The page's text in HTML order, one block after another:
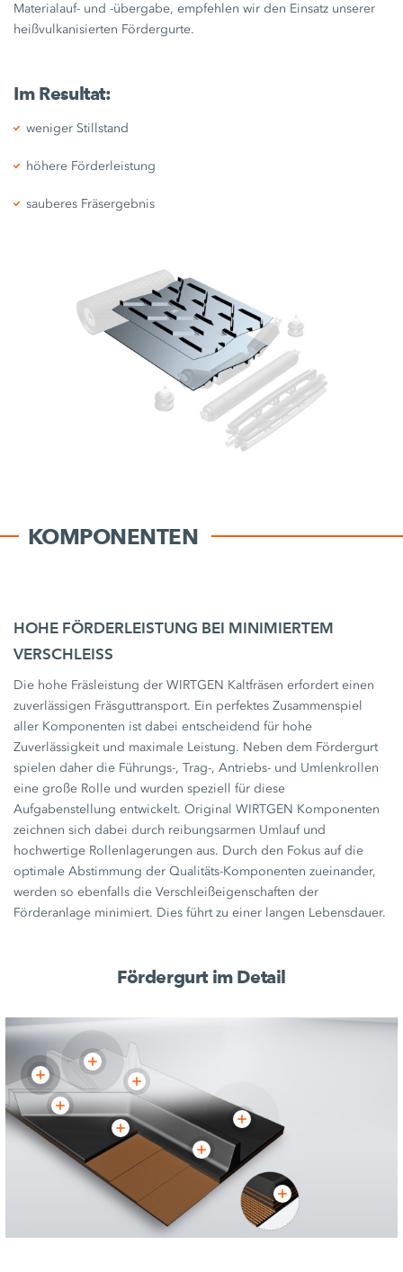
Materialauf- und -übergabe, empfehlen wir den Einsatz unserer
heißvulkanisierten Fördergurte.
Im Resultat:
weniger Stillstand
höhere Förderleistung
sauberes Fräsergebnis
KOMPONENTEN
HOHE FÖRDERLEISTUNG BEI MINIMIERTEM
VERSCHLEISS
Die hohe Fräsleistung der WIRTGEN Kaltfräsen erfordert einen
zuverlässigen Fräsguttransport. Ein perfektes Zusammenspiel
aller Komponenten ist dabei entscheidend für hohe
Zuverlässigkeit und maximale Leistung. Neben dem Fördergurt
spielen daher die Führungs-, Trag-, Antriebs- und Umlenkrollen
eine große Rolle und wurden speziell für diese
Aufgabenstellung entwickelt. Original WIRTGEN Komponenten
zeichnen sich dabei durch reibungsarmen Umlauf und
hochwertige Rollenlagerungen aus. Durch den Fokus auf die
optimale Abstimmung der Qualitäts-Komponenten zueinander,
werden so ebenfalls die Verschleißeigenschaften der
Förderanlage minimiert. Dies führt zu einer langen Lebensdauer.
Fördergurt im Detail